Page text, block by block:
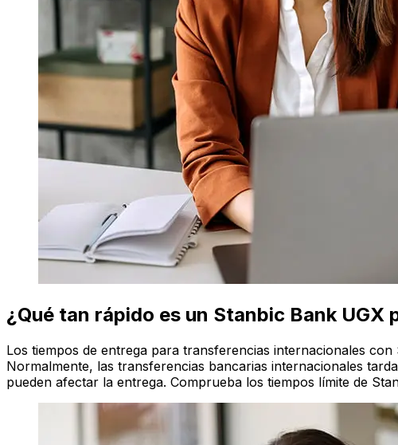
¿Qué tan rápido es un Stanbic Bank UGX
Los tiempos de entrega para transferencias internacionales
Normalmente, las transferencias bancarias internacionales
pueden afectar la entrega. Comprueba los tiempos límite de